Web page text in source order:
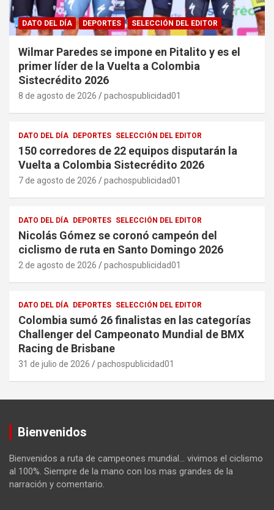
DATO DEL DÍA DEPORTES SELECCIÓN DEL EDITOR
Wilmar Paredes se impone en Pitalito y es el
primer líder de la Vuelta a Colombia
Sistecrédito 2026
8 de agosto de 2026 pachospublicidad01
DATO DEL DÍA DEPORTES SELECCIÓN DEL EDITOR
150 corredores de 22 equipos disputarán la
Vuelta a Colombia Sistecrédito 2026
7 de agosto de 2026 pachospublicidad01
DATO DEL DÍA DEPORTES SELECCIÓN DEL EDITOR
Nicolás Gómez se coronó campeón del
ciclismo de ruta en Santo Domingo 2026
2 de agosto de 2026 pachospublicidad01
DATO DEL DÍA DEPORTES SELECCIÓN DEL EDITOR
Colombia sumó 26 finalistas en las categorías
Challenger del Campeonato Mundial de BMX
Racing de Brisbane
31 de julio de 2026 pachospublicidad01
Bienvenidos
Bienvenidos a ruta de campeones mundial… vivimos el ciclismo
al 100%. Siempre de la mano con los mas grandes de la
narración y comentario.